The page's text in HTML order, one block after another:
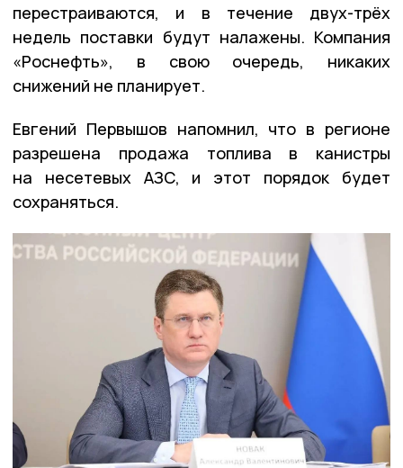
перестраиваются, и в течение двух-трёх
недель поставки будут налажены. Компания
«Роснефть», в свою очередь, никаких
снижений не планирует.
Евгений Первышов напомнил, что в регионе
разрешена продажа топлива в канистры
на несетевых АЗС, и этот порядок будет
сохраняться.